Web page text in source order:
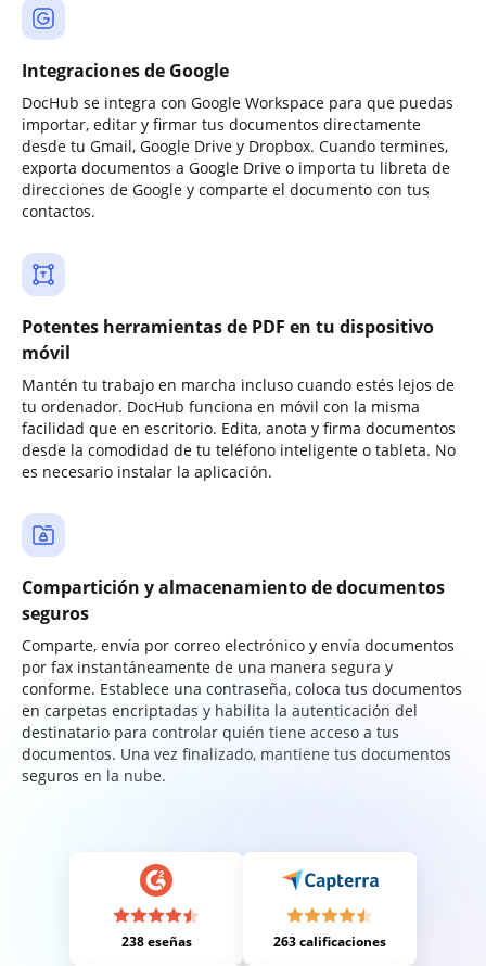
Integraciones de Google
DocHub se integra con Google Workspace para que puedas
importar, editar y firmar tus documentos directamente
desde tu Gmail, Google Drive y Dropbox. Cuando termines,
exporta documentos a Google Drive o importa tu libreta de
direcciones de Google y comparte el documento con tus
contactos.
Potentes herramientas de PDF en tu dispositivo
móvil
Mantén tu trabajo en marcha incluso cuando estés lejos de
tu ordenador. DocHub funciona en móvil con la misma
facilidad que en escritorio. Edita, anota y firma documentos
desde la comodidad de tu teléfono inteligente o tableta. No
es necesario instalar la aplicación.
Compartición y almacenamiento de documentos
seguros
Comparte, envía por correo electrónico y envía documentos
por fax instantáneamente de una manera segura y
conforme. Establece una contraseña, coloca tus documentos
en carpetas encriptadas y habilita la autenticación del
destinatario para controlar quién tiene acceso a tus
documentos. Una vez finalizado, mantiene tus documentos
seguros en la nube.
238 eseñas 263 calificaciones